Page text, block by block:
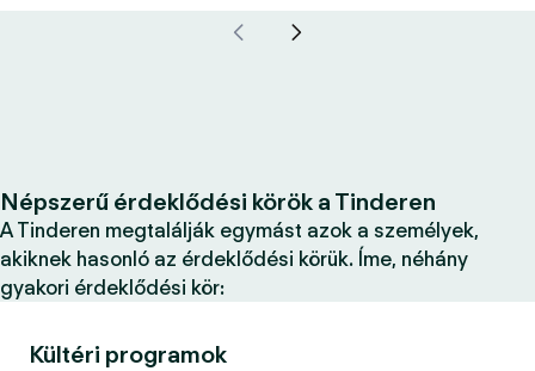
Népszerű érdeklődési körök a Tinderen
A Tinderen megtalálják egymást azok a személyek,
akiknek hasonló az érdeklődési körük. Íme, néhány
gyakori érdeklődési kör:
Kültéri programok